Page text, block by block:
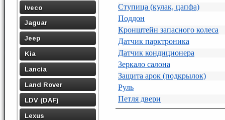
Iveco
Jaguar
Jeep
Kia
Lancia
Land Rover
LDV (DAF)
Lexus
Ступица (кулак, цапфа)
Поддон
Кронштейн запасного колеса
Датчик парктроника
Датчик кондиционера
Зеркало салона
Защита арок (подкрылок)
Руль
Петля двери